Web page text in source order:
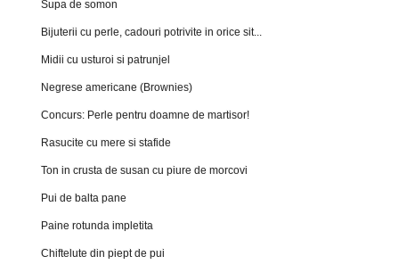
Supa de somon
Bijuterii cu perle, cadouri potrivite in orice sit...
Midii cu usturoi si patrunjel
Negrese americane (Brownies)
Concurs: Perle pentru doamne de martisor!
Rasucite cu mere si stafide
Ton in crusta de susan cu piure de morcovi
Pui de balta pane
Paine rotunda impletita
Chiftelute din piept de pui